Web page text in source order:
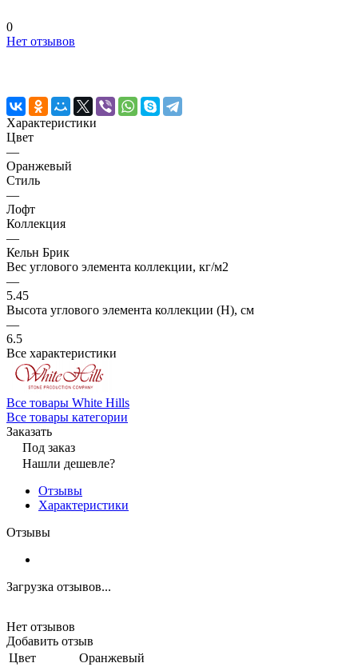
0
Нет отзывов
Характеристики
Цвет
—
Оранжевый
Стиль
—
Лофт
Коллекция
—
Кельн Брик
Вес углового элемента коллекции, кг/м2
—
5.45
Высота углового элемента коллекции (H), см
—
6.5
Все характеристики
Все товары White Hills
Все товары категории
Заказать
Под заказ
Нашли дешевле?
Отзывы
Характеристики
Отзывы
Загрузка отзывов...
Нет отзывов
Добавить отзыв
Цвет
Оранжевый